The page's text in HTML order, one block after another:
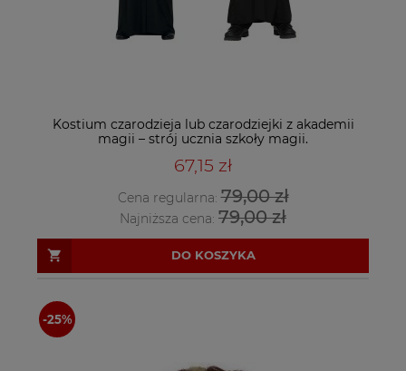
Kostium czarodzieja lub czarodziejki z akademii
magii – strój ucznia szkoły magii.
67,15 zł
Cena regularna:79,00 zł
Najniższa cena: 79,00 zł
DO KOSZYKA